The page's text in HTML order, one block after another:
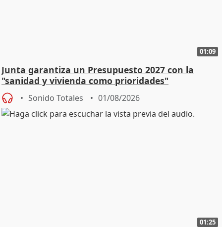
01:09
Junta garantiza un Presupuesto 2027 con la
"sanidad y vivienda como prioridades"
Sonido Totales 01/08/2026
01:25